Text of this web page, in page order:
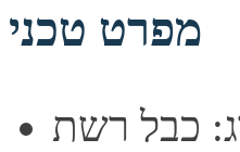
מפרט טכני
כבל רשת